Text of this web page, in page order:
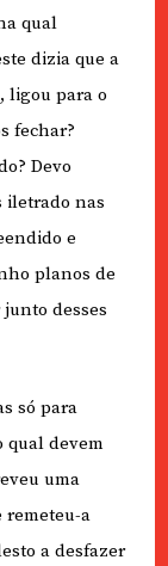
qual
dizia que a
ligou para o
fechar?
Devo
iletrado nas
e
planos de
desses
só para
qual devem
uma
remeteu-a
a desfazer